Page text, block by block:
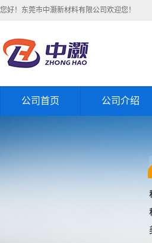
您好！东莞市中灏新材料有限公司欢迎您！
公司首页 公司介绍